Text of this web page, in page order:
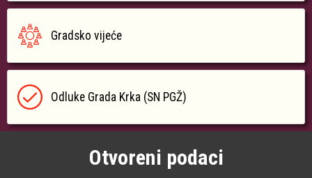
Gradsko vijeće
Odluke Grada Krka (SN PGŽ)
Otvoreni podaci